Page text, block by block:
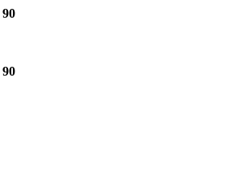
90
90